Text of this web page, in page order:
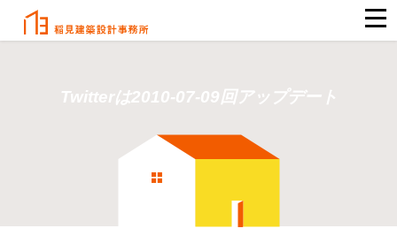
Twitterは2010-07-09回アップデート